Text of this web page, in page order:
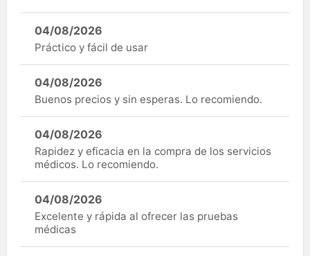
04/08/2026
Práctico y fácil de usar
04/08/2026
Buenos precios y sin esperas. Lo recomiendo.
04/08/2026
Rapidez y eficacia en la compra de los servicios
médicos. Lo recomiendo.
04/08/2026
Excelente y rápida al ofrecer las pruebas
médicas